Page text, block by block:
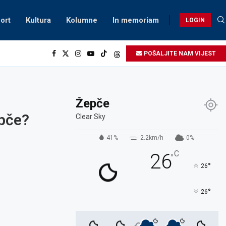
Kultura Kolumne In memoriam LOGIN
POŠALJITE NAM VIJEST
Žepče
Clear Sky
41% 2.2km/h 0%
26°C
26°
26°